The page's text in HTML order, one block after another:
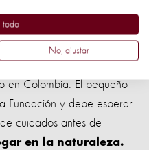
al pequeño perezoso
negro .
y llevado a la
en Colombia. El pequeño
Fundación y debe esperar
cuidados antes de
en la naturaleza.
todo
No, ajustar